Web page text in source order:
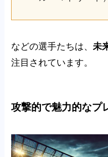
などの選手たちは、未
注目されています。
攻撃的で魅力的なプ